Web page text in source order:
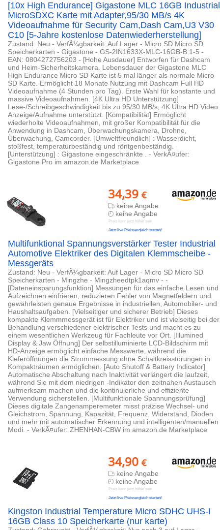
[10x High Endurance] Gigastone MLC 16GB Industrial
MicroSDXC Karte mit Adapter,95/30 MB/s 4K
Videoaufnahme für Security Cam,Dash Cam,U3 V30
C10 [5-Jahre kostenlose Datenwiederherstellung]
Zustand: Neu - VerfÃ¼gbarkeit: Auf Lager - Micro SD Micro SD
Speicherkarten - Gigastone - GS-2IN1633X-MLC-16GB-B 1-5 -
EAN: 0804272756203 - [Hohe Ausdauer] Entworfen für Dashcam
und Heim-Sicherheitskamera. Lebensdauer der Gigastone MLC
High Endurance Micro SD Karte ist 5 mal länger als normale Micro
SD Karte. Ermöglicht 18 Monate Nutzung mit Dashcam Full HD
Videoaufnahme (4 Stunden pro Tag). Erste Wahl für konstante und
massive Videoaufnahmen. [4K Ultra HD Unterstützung]
Lese-/Schreibgeschwindigkeit bis zu 95/30 MB/s, 4K Ultra HD Video
Anzeige/Aufnahme unterstützt. [Kompatibilität] Ermöglicht
wiederholte Videoaufnahmen, mit großer Kompatibilität für die
Anwendung in Dashcam, Überwachungskamera, Drohne,
Überwachung, Camcorder. [Umweltfreundlich] : Wasserdicht,
stoßfest, temperaturbeständig und röntgenbeständig.
[Unterstützung] : Gigastone eingeschränkte . - VerkÃ¤ufer:
Gigastone Pro im amazon.de Marketplace
34,39 €
keine Angabe
keine Angabe
Preis kann jetzt höher sein
Jetzt live Preisvergleich starten!
Multifunktional Spannungsverstärker Tester Industrial
Automotive Elektriker des Digitalen Klemmscheibe -
Messgeräts
Zustand: Neu - VerfÃ¼gbarkeit: Auf Lager - Micro SD Micro SD
Speicherkarten - Mingzhe - Mingzheedtpk1aqmv - -
[Dateneinsparungsfunktion] Messungen für das einfache Lesen und
Aufzeichnen einfrieren, reduzieren Fehler von Magnetfeldern und
gewährleisten genaue Ergebnisse in industriellen, Automobiler- und
Haushaltsaufgaben. [Vielseitiger und sicherer Betrieb] Dieses
kompakte Klemmmessgerät ist für Elektriker und ist vielseitig bei der
Behandlung verschiedener elektrischer Tests und macht es zu
einem wesentlichen Werkzeug für Fachleute vor Ort. [Illumined
Display & Jaw Öffnung] Der selbstilluminierte LCD-Bildschirm mit
HD-Anzeige ermöglicht einfache Messwerte, während die
Kieferöffnungen die Strommessung ohne Schaltkreisstörungen in
Kompakträumen ermöglichen. [Auto Shutoff & Battery Indicator]
Automatische Abschaltung nach Inaktivität verlängert die laufzeit,
während Sie mit dem niedrigen -Indikator den zeitnahen Austausch
aufmerksam machen und die kontinuierliche und effiziente
Verwendung sicherstellen. [Multifunktionale Spannungsprüfung]
Dieses digitale Zangenamperemeter misst präzise Wechsel- und
Gleichstrom, Spannung, Kapazität, Frequenz, Widerstand, Dioden
und mehr mit automatischer Erkennung und intelligenten/manuellen
Modi. - VerkÃ¤ufer: ZHENHAN-CBW im amazon.de Marketplace
34,90 €
keine Angabe
keine Angabe
Preis kann jetzt höher sein
Jetzt live Preisvergleich starten!
Kingston Industrial Temperature Micro SDHC UHS-I
16GB Class 10 Speicherkarte (nur karte)